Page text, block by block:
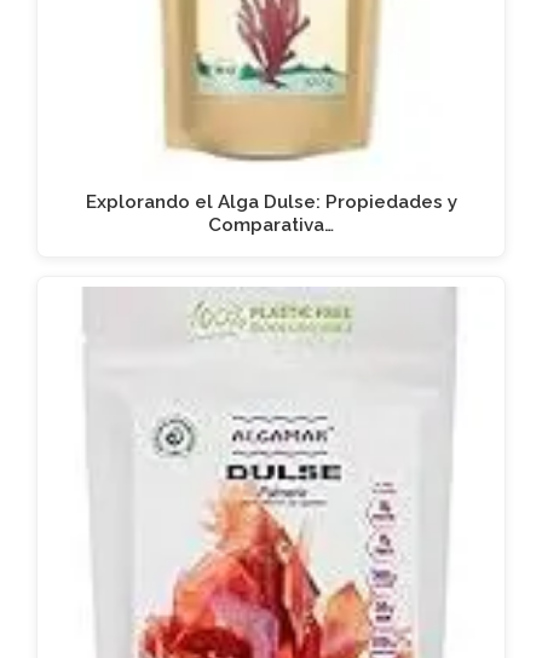
Explorando el Alga Dulse: Propiedades y
Comparativa…